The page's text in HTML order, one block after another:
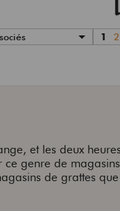
1 2
et les deux
ce genre de
de grattes